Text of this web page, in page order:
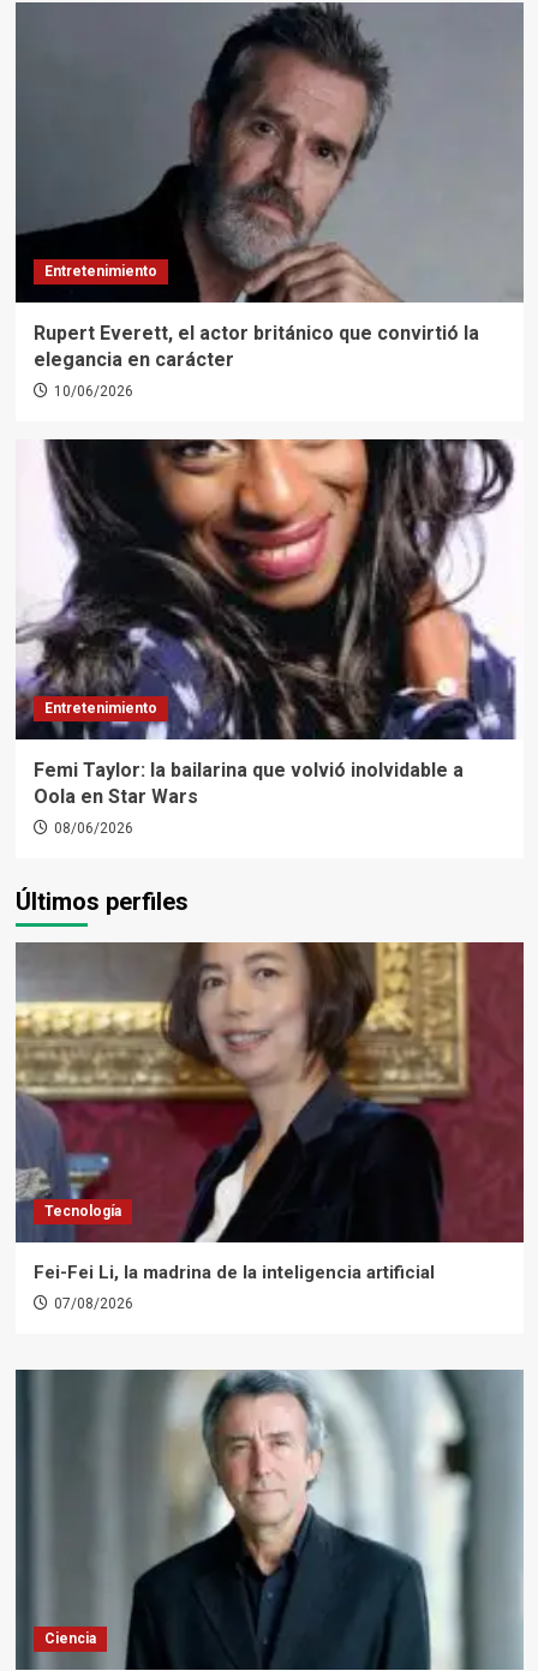
Entretenimiento
Rupert Everett, el actor británico que convirtió la
elegancia en carácter
10/06/2026
Entretenimiento
Femi Taylor: la bailarina que volvió inolvidable a
Oola en Star Wars
08/06/2026
Últimos perfiles
Tecnología
Fei-Fei Li, la madrina de la inteligencia artificial
07/08/2026
Ciencia